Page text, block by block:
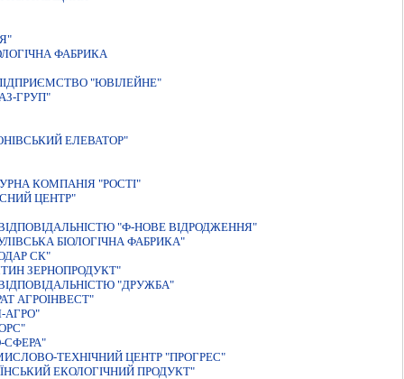
ФАБРИКА
"ЮВIЛЕЙНЕ"
ГРУП"
ЕЛЕВАТОР"
КОМПАНIЯ "РОСТI"
ЦЕНТР"
"Ф-НОВЕ ВIДРОДЖЕННЯ"
БIОЛОГIЧНА ФАБРИКА"
СК"
ЗЕРНОПРОДУКТ"
"ДРУЖБА"
АГРОIНВЕСТ"
АГРО"
ТЕХНІЧНИЙ ЦЕНТР "ПРОГРЕС"
ЕКОЛОГIЧНИЙ ПРОДУКТ"